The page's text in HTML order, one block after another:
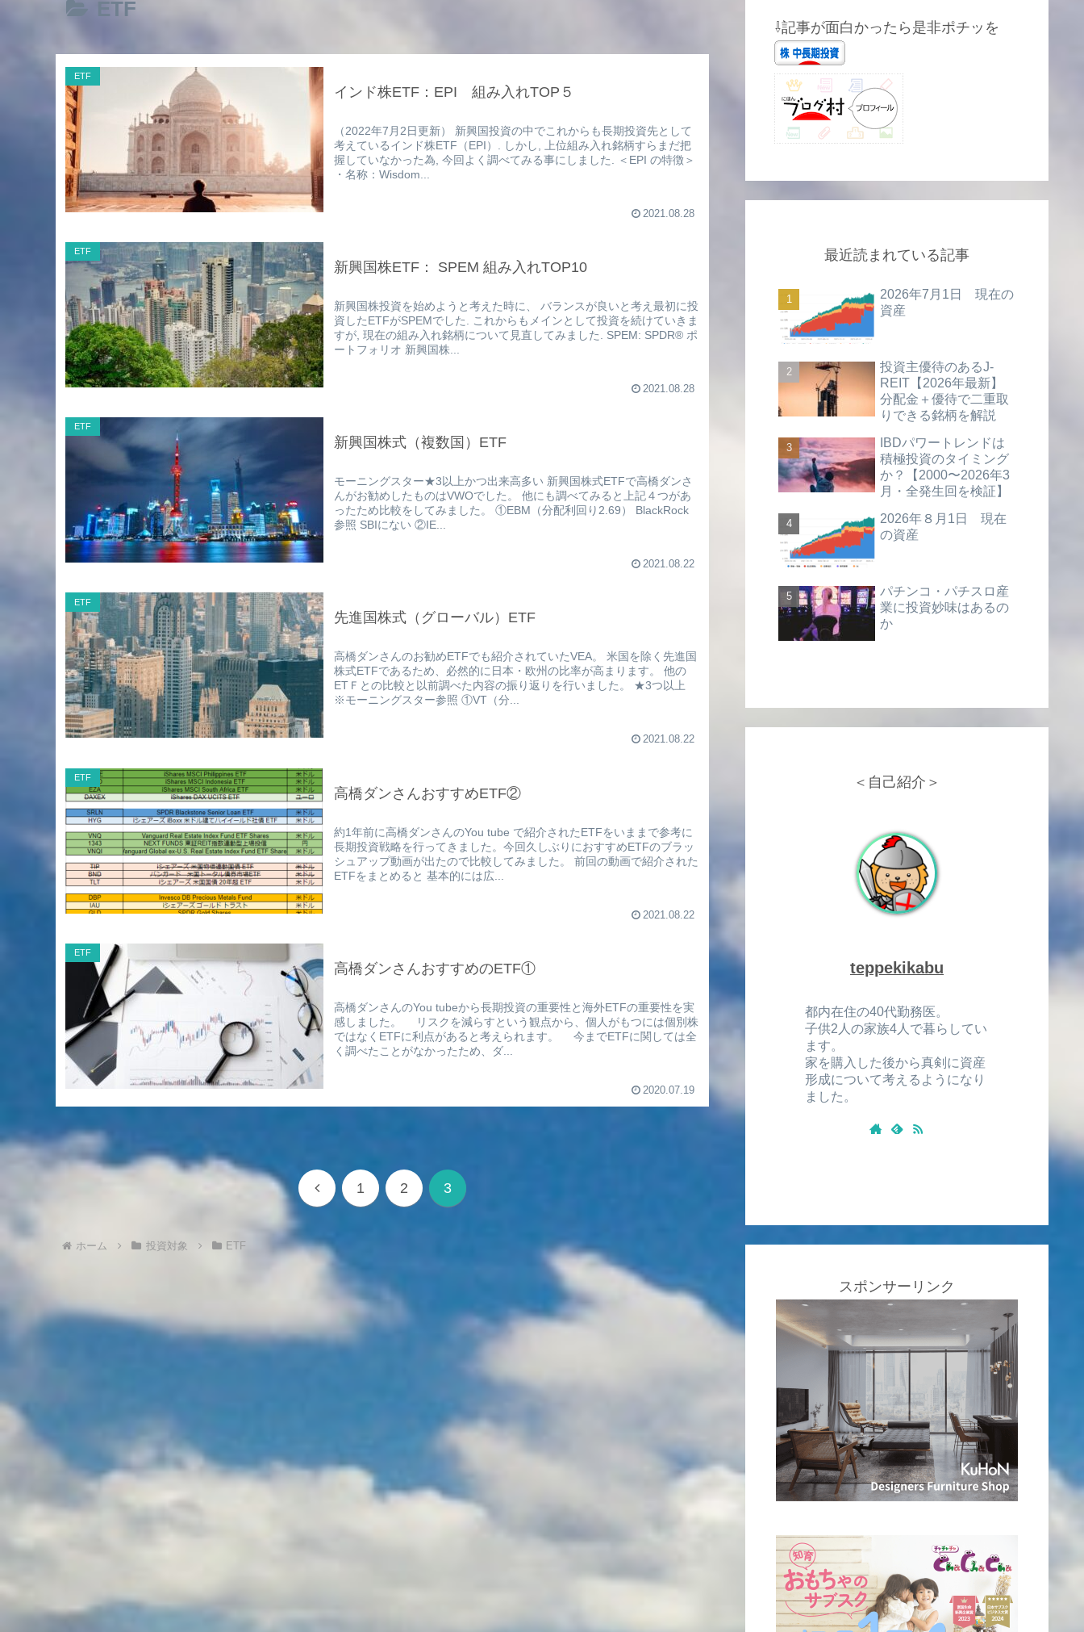
ETF
ETF
インド株ETF：EPI 組み入れTOP５
（2022年7月2日更新） 新興国投資の中でこれからも長期投資先として
考えているインド株ETF（EPI）. しかし, 上位組み入れ銘柄すらまだ把
握していなかった為, 今回よく調べてみる事にしました. ＜EPI の特徴＞
・名称：Wisdom...
2021.08.28
ETF
新興国株ETF： SPEM 組み入れTOP10
新興国株投資を始めようと考えた時に、 バランスが良いと考え最初に投
資したETFがSPEMでした. これからもメインとして投資を続けていきま
すが, 現在の組み入れ銘柄について見直してみました. SPEM: SPDR® ポ
ートフォリオ 新興国株...
2021.08.28
ETF
新興国株式（複数国）ETF
モーニングスター★3以上かつ出来高多い 新興国株式ETFで高橋ダンさ
んがお勧めしたものはVWOでした。 他にも調べてみると上記４つがあ
ったため比較をしてみました。 ①EBM（分配利回り2.69） BlackRock
参照 SBIにない ②IE...
2021.08.22
ETF
先進国株式（グローバル）ETF
高橋ダンさんのお勧めETFでも紹介されていたVEA。 米国を除く先進国
株式ETFであるため、必然的に日本・欧州の比率が高まります。 他の
ETＦとの比較と以前調べた内容の振り返りを行いました。 ★3つ以上
※モーニングスター参照 ①VT（分...
2021.08.22
ETF
高橋ダンさんおすすめETF②
約1年前に高橋ダンさんのYou tube で紹介されたETFをいままで参考に
長期投資戦略を行ってきました。今回久しぶりにおすすめETFのブラッ
シュアップ動画が出たので比較してみました。 前回の動画で紹介された
ETFをまとめると 基本的には広...
2021.08.22
ETF
高橋ダンさんおすすめのETF①
高橋ダンさんのYou tubeから長期投資の重要性と海外ETFの重要性を実
感しました。 リスクを減らすという観点から、個人がもつには個別株
ではなくETFに利点があると考えられます。 今までETFに関しては全
く調べたことがなかったため、ダ...
2020.07.19
前 1 2 3
ホーム 投資対象 ETF
⇩記事が面白かったら是非ポチッを
最近読まれている記事
2026年7月1日 現在の
資産
投資主優待のあるJ-
REIT【2026年最新】
分配金＋優待で二重取
りできる銘柄を解説
IBDパワートレンドは
積極投資のタイミング
か？【2000〜2026年3
月・全発生回を検証】
2026年８月1日 現在
の資産
パチンコ・パチスロ産
業に投資妙味はあるの
か
＜自己紹介＞
teppekikabu
都内在住の40代勤務医。
子供2人の家族4人で暮らしてい
ます。
家を購入した後から真剣に資産
形成について考えるようになり
ました。
スポンサーリンク